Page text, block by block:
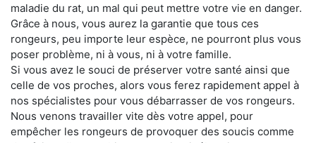
maladie du rat, un mal qui peut mettre votre vie en danger.
Grâce à nous, vous aurez la garantie que tous ces
rongeurs, peu importe leur espèce, ne pourront plus vous
poser problème, ni à vous, ni à votre famille.
Si vous avez le souci de préserver votre santé ainsi que
celle de vos proches, alors vous ferez rapidement appel à
nos spécialistes pour vous débarrasser de vos rongeurs.
Nous venons travailler vite dès votre appel, pour
empêcher les rongeurs de provoquer des soucis comme